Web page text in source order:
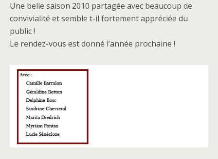
Une belle saison 2010 partagée avec beaucoup de
convivialité et semble t-il fortement appréciée du
public !
Le rendez-vous est donné l’année prochaine !